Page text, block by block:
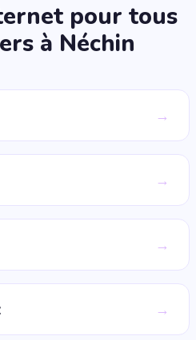
pour tous
à Néchin
→
→
→
→